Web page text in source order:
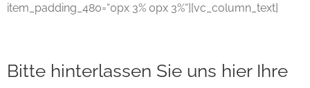
item_padding_480=“0px 3% 0px 3%“][vc_column_text]
Bitte hinterlassen Sie uns hier Ihre